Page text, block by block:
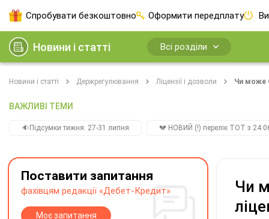
Спробувати безкоштовно Оформити передплату
Новини і статті Всі розділи
Новини і статті Держрегулювання Ліцензії і дозволи Чи може
ВАЖЛИВІ ТЕМИ
🔉Підсумки тижня. 27-31 липня 💔 НОВИЙ (!) перелік ТОТ з
Чи
Поставити запитання
фахівцям редакції «Дебет-Кредит»
Моє запитання